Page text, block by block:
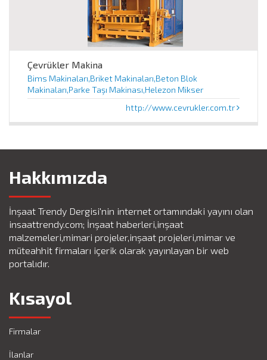
Çevrükler Makina
Bims Makinaları,Briket Makinaları,Beton Blok
Makinaları,Parke Taşı Makinası,Helezon Mikser
http://www.cevrukler.com.tr
Hakkımızda
İnşaat Trendy Dergisi'nin internet ortamındaki yayını olan
insaattrendy.com; İnşaat haberleri,inşaat
malzemeleri,mimari projeler,inşaat projeleri,mimar ve
müteahhit firmaları içerik olarak yayınlayan bir web
portalıdır.
Kısayol
Firmalar
İlanlar